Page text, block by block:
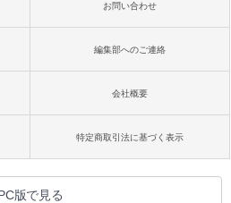
お問い合わせ
編集部へのご連絡
会社概要
特定商取引法に基づく表示
版で見る